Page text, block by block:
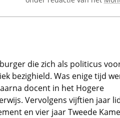
die zich als politicus
bezighield. Was enige tijd
docent in het Hogere
Vervolgens vijftien jaar
en vier jaar Tweede